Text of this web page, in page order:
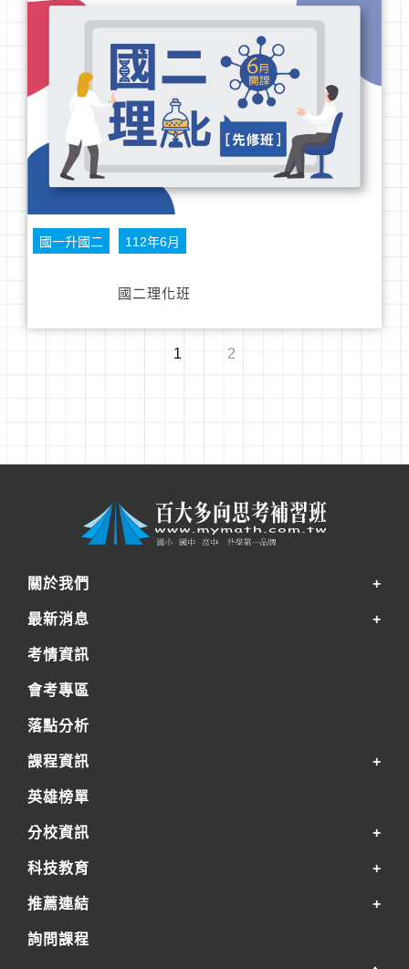
國一升國二 112年6月
國二理化班
1 2
關於我們
最新消息
考情資訊
會考專區
落點分析
課程資訊
英雄榜單
分校資訊
科技教育
推薦連結
詢問課程